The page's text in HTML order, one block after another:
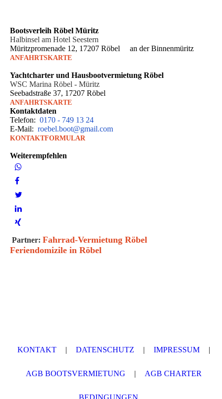
Boots­verleih Röbel Müritz
Halbinsel am Hotel Seestern
Müritzpromenade 12, 17207 Röbel an der Binnenmüritz
ANFAHRTSKARTE
Yachtcharter und Hausbootvermietung Röbel
WSC Marina Röbel - Müritz
Seebadstraße 37, 17207 Röbel
ANFAHRTSKARTE
Kontakt­daten
Telefon: 0170 - 749 13 24
E-Mail: roebel.boot@gmail.com
KONTAKTFORMULAR
Weiterempfehlen
Partner: Fahrrad-Vermietung Röbel
Feriendomizile in Röbel
KONTAKT | DATEN­SCHUTZ | IMPRESSUM |
AGB BOOTSVERMIETUNG | AGB CHARTER